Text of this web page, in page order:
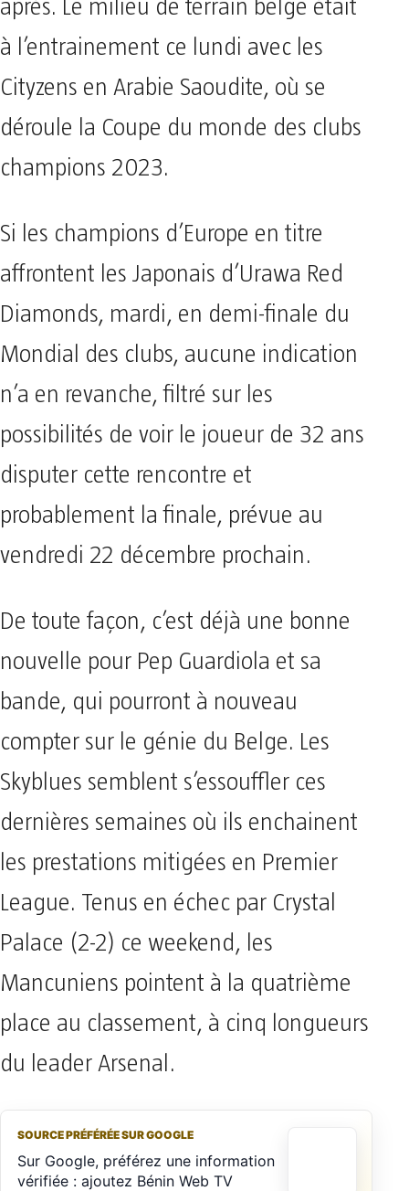
après. Le milieu de terrain belge était
à l’entrainement ce lundi avec les
Cityzens en Arabie Saoudite, où se
déroule la Coupe du monde des clubs
champions 2023.
Si les champions d’Europe en titre
affrontent les Japonais d’Urawa Red
Diamonds, mardi, en demi-finale du
Mondial des clubs, aucune indication
n’a en revanche, filtré sur les
possibilités de voir le joueur de 32 ans
disputer cette rencontre et
probablement la finale, prévue au
vendredi 22 décembre prochain.
De toute façon, c’est déjà une bonne
nouvelle pour Pep Guardiola et sa
bande, qui pourront à nouveau
compter sur le génie du Belge. Les
Skyblues semblent s’essouffler ces
dernières semaines où ils enchainent
les prestations mitigées en Premier
League. Tenus en échec par Crystal
Palace (2-2) ce weekend, les
Mancuniens pointent à la quatrième
place au classement, à cinq longueurs
du leader Arsenal.
SOURCE PRÉFÉRÉE SUR GOOGLE
Sur Google, préférez une information
vérifiée : ajoutez Bénin Web TV